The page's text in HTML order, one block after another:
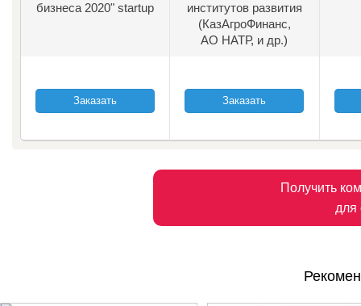
бизнеса 2020" startup
Заказать
институтов развития
(КазАгроФинанс,
АО НАТР, и др.)
Заказать
Получить
для